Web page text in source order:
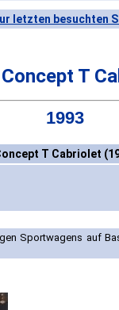
letzten besuchten
T
1993
T Cabriolet
Sportwagens auf